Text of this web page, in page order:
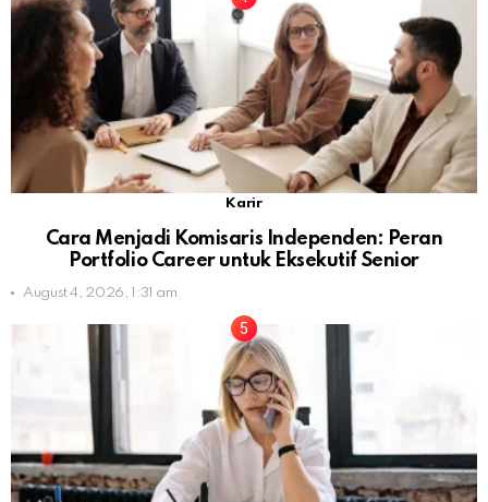
Karir
Cara Menjadi Komisaris Independen: Peran
Portfolio Career untuk Eksekutif Senior
August 4, 2026, 1:31 am